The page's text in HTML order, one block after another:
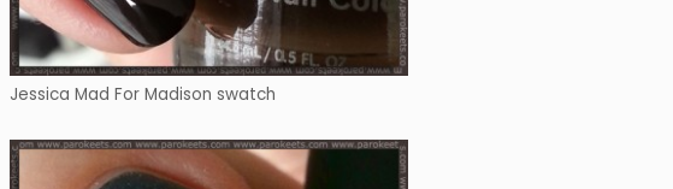
Jessica Mad For Madison swatch